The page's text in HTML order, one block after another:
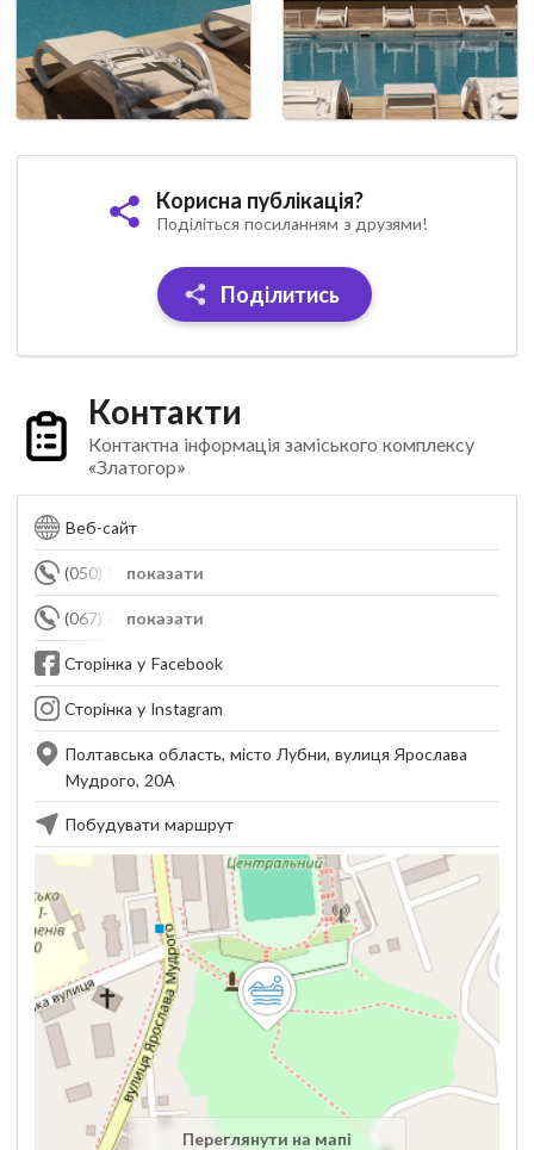
Корисна публікація?
Поділіться посиланням з друзями!
Поділитись
Контакти
Контактна інформація заміського комплексу
«Златогор»
Веб-сайт
показати
(050) 959-95-50
показати
(067) 695-99-55
Сторінка у Facebook
Сторінка у Instagram
Полтавська область, місто Лубни, вулиця Ярослава
Мудрого, 20А
Побудувати маршрут
Переглянути на мапі